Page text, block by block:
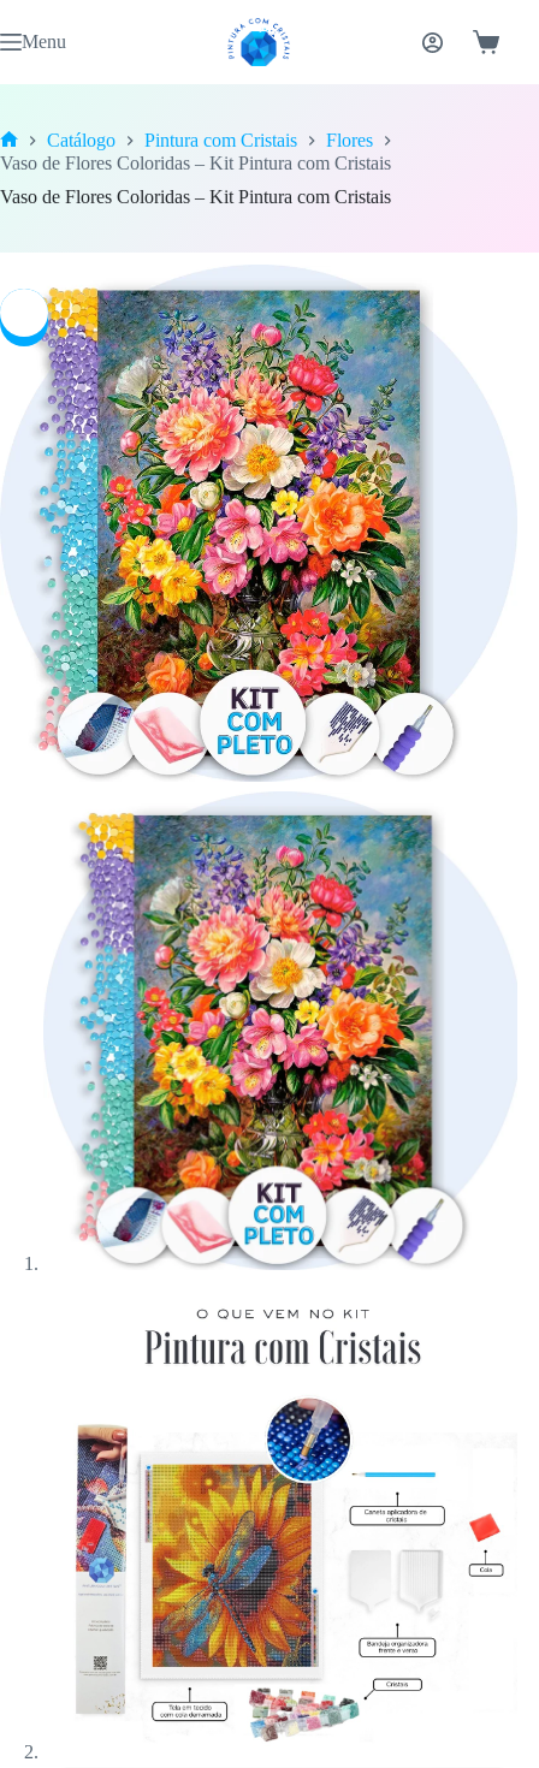
para
o
Menu Carrinho
Home
Catálogo Pintura com Cristais
Flores
Vaso de Flores Coloridas – Kit Pintura com Cristais
Vaso de Flores Coloridas – Kit Pintura com Cristais